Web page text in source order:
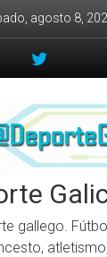
agosto 8,
gallego.